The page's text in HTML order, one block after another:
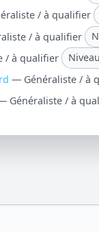
/ à qualifier
/ à qualifier
/ à qualifier
— Généraliste / à
Généraliste / à